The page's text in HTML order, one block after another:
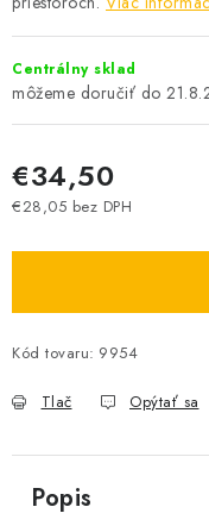
Zľavy pre profíkov
Centrálny sklad
€34,50
€28,05 bez DPH
Kód tovaru: 9954
Tlač Opýtať sa
Popis